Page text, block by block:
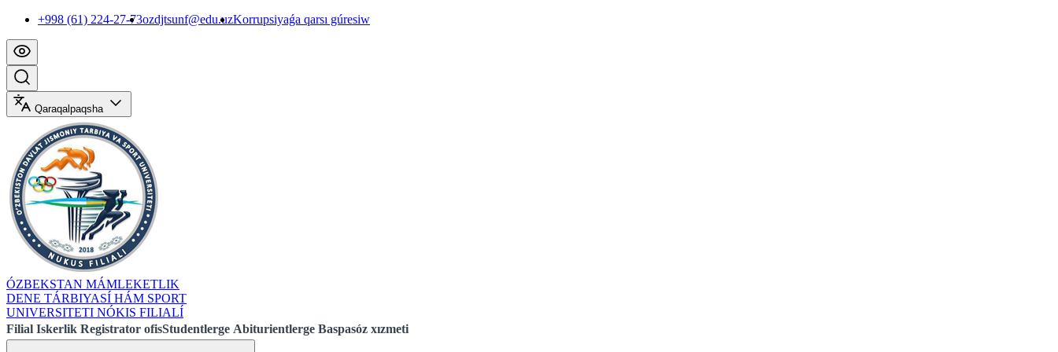
+998 (61) 224-27-73ozdjtsunf@edu.uzKorrupsiyaǵa qarsı gúresiw
Qaraqalpaqsha
ÓZBEKSTAN MÁMLEKETLIK
DENE TÁRBIYASÍ HÁM SPORT
UNIVERSITETI NÓKIS FILIALÍ
Filial Iskerlik Registrator ofisStudentlerge Abiturientlerge Baspasóz xızmeti